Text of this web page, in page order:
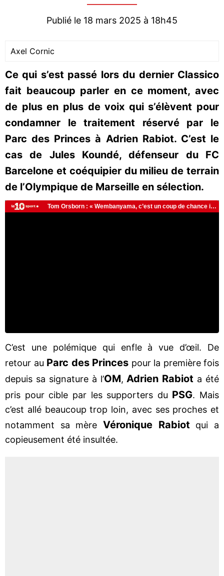
Publié le 18 mars 2025 à 18h45
Axel Cornic
Ce qui s’est passé lors du dernier Classico
fait beaucoup parler en ce moment, avec
de plus en plus de voix qui s’élèvent pour
condamner le traitement réservé par le
Parc des Princes à Adrien Rabiot. C’est le
cas de Jules Koundé, défenseur du FC
Barcelone et coéquipier du milieu de terrain
de l’Olympique de Marseille en sélection.
C’est une polémique qui enfle à vue d’œil. De
retour au Parc des Princes pour la première fois
depuis sa signature à l’OM, Adrien Rabiot a été
pris pour cible par les supporters du PSG. Mais
c’est allé beaucoup trop loin, avec ses proches et
notamment sa mère Véronique Rabiot
qui a
copieusement été insultée.